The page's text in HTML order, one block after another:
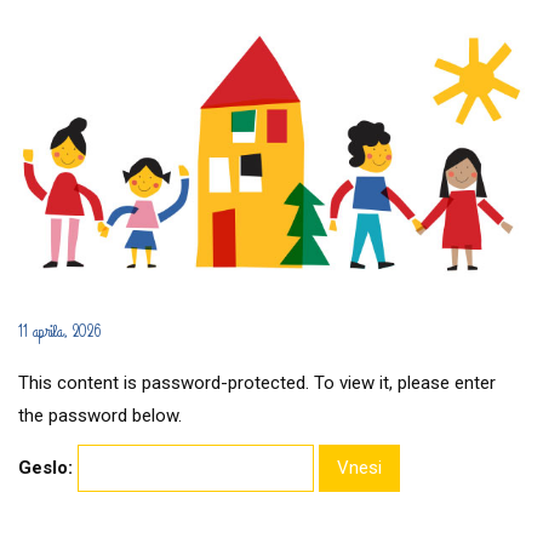
11 aprila, 2026
This content is password-protected. To view it, please enter
the password below.
Geslo: